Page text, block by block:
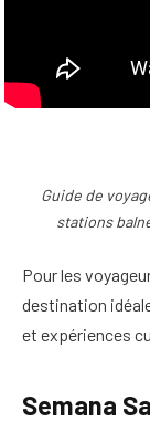
Guide de
stations
Pour les
destination
et expériences
Semana